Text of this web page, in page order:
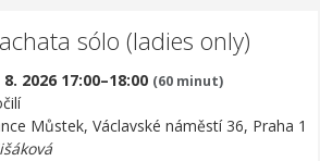
sólo (ladies only)
2026 17:00–18:00 (60 minut)
Můstek, Václavské náměstí 36, Praha 1